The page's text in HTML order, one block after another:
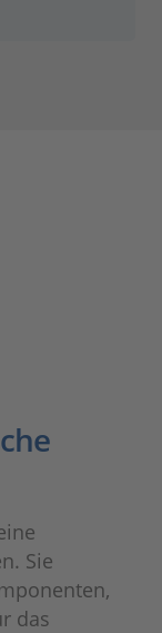
Sie
das